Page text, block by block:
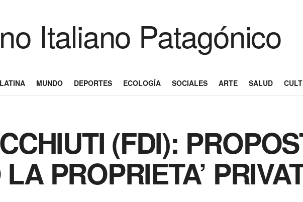
MUNDO DEPORTES ECOLOGÍA SOCIALES ARTE SALUD
(FDI):
PROPRIETA’